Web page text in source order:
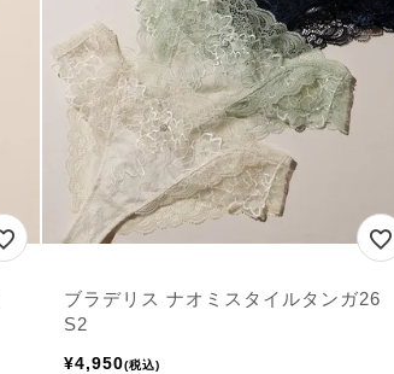
ブラデリス ナオミスタイルタンガ26
S2
¥4,950 税込